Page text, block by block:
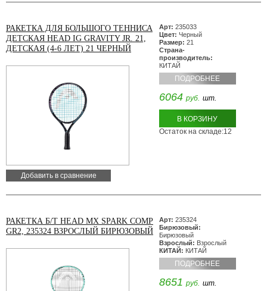
РАКЕТКА ДЛЯ БОЛЬШОГО ТЕННИСА
ДЕТСКАЯ HEAD IG GRAVITY JR. 21,
ДЕТСКАЯ (4-6 ЛЕТ) 21 ЧЕРНЫЙ
Добавить в сравнение
Арт: 235033
Цвет: Черный
Размер: 21
Страна-
производитель:
КИТАЙ
ПОДРОБНЕЕ
6064 руб. шт.
В КОРЗИНУ
Остаток на складе:12
РАКЕТКА Б/Т HEAD MX SPARK COMP
GR2, 235324 ВЗРОСЛЫЙ БИРЮЗОВЫЙ
Арт: 235324
Бирюзовый:
Бирюзовый
Взрослый: Взрослый
КИТАЙ: КИТАЙ
ПОДРОБНЕЕ
8651 руб. шт.